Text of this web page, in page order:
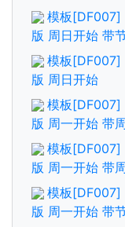
模板[DF007]
版 周日开始 带
模板[DF007]
版 周日开始
模板[DF007]
版 周一开始 带
模板[DF007]
版 周一开始 带
模板[DF007]
版 周一开始 带